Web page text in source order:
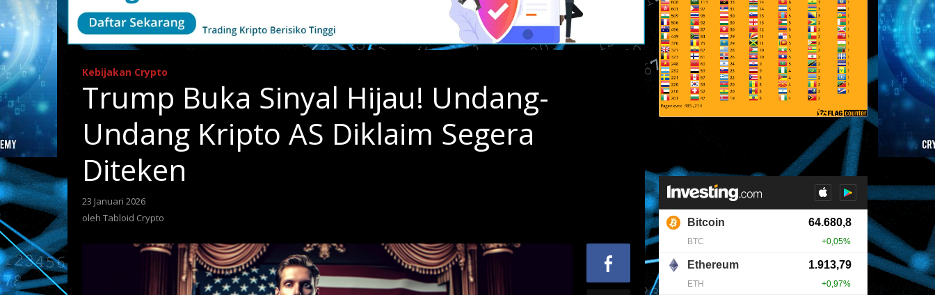
Diteken
Kebijakan Crypto
Trump Buka Sinyal Hijau! Undang-
Undang Kripto AS Diklaim Segera
Diteken
23 Januari 2026
Tabloid
oleh Tabloid Crypto